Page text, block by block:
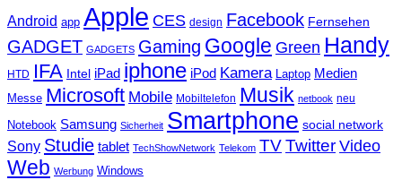
Android app Apple CES design Facebook Fernsehen
GADGET GADGETS Gaming Google Green Handy
HTD IFA Intel iPad iphone iPod Kamera Laptop Medien
Messe Microsoft Mobile Mobiltelefon Musik netbook neu
Notebook Samsung Sicherheit Smartphone social network
Sony Studie tablet TechShowNetwork Telekom TVTwitter Video
Web Werbung Windows